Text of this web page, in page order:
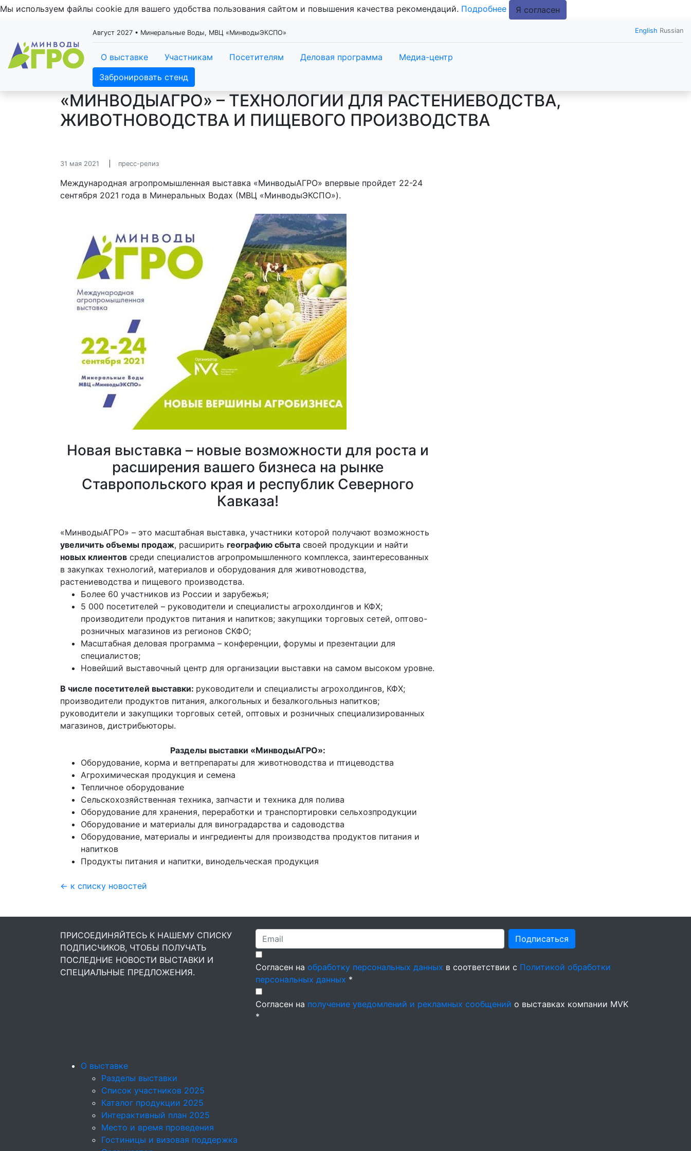
Мы используем файлы cookie для вашего удобства пользования сайтом и повышения качества рекомендаций. Подробнее Я согласен
Август 2027 • Минеральные Воды, МВЦ «МинводыЭКСПО» English Russian
О выставке Участникам Посетителям Деловая программа
Медиа-центр
Забронировать стенд
«МИНВОДЫАГРО» – ТЕХНОЛОГИИ ДЛЯ РАСТЕНИЕВОДСТВА,
ЖИВОТНОВОДСТВА И ПИЩЕВОГО ПРОИЗВОДСТВА
31 мая 2021 пресс-релиз
Международная агропромышленная выставка «МинводыАГРО» впервые пройдет 22-24
сентября 2021 года в Минеральных Водах (МВЦ «МинводыЭКСПО»).
Новая выставка – новые возможности для роста и
расширения вашего бизнеса на рынке
Ставропольского края и республик Северного
Кавказа!
«МинводыАГРО» – это масштабная выставка, участники которой получают возможность
увеличить объемы продаж, расширить географию сбыта своей продукции и найти
новых клиентов среди специалистов агропромышленного комплекса, заинтересованных
в закупках технологий, материалов и оборудования для животноводства,
растениеводства и пищевого производства.
Более 60 участников из России и зарубежья;
5 000 посетителей – руководители и специалисты агрохолдингов и КФХ;
производители продуктов питания и напитков; закупщики торговых сетей, оптово-
розничных магазинов из регионов СКФО;
Масштабная деловая программа – конференции, форумы и презентации для
специалистов;
Новейший выставочный центр для организации выставки на самом высоком уровне.
В числе посетителей выставки: руководители и специалисты агрохолдингов, КФХ;
производители продуктов питания, алкогольных и безалкогольныз напитков;
руководители и закупщики торговых сетей, оптовых и розничных специализированных
магазинов, дистрибьюторы.
Разделы выставки «МинводыАГРО»:
Оборудование, корма и ветпрепараты для животноводства и птицеводства
Агрохимическая продукция и семена
Тепличное оборудование
Сельскохозяйственная техника, запчасти и техника для полива
Оборудование для хранения, переработки и транспортировки сельхозпродукции
Оборудование и материалы для виноградарства и садоводства
Оборудование, материалы и ингредиенты для производства продуктов питания и
напитков
Продукты питания и напитки, винодельческая продукция
← к списку новостей
ПРИСОЕДИНЯЙТЕСЬ К НАШЕМУ СПИСКУ
ПОДПИСЧИКОВ, ЧТОБЫ ПОЛУЧАТЬ
ПОСЛЕДНИЕ НОВОСТИ ВЫСТАВКИ И
СПЕЦИАЛЬНЫЕ ПРЕДЛОЖЕНИЯ.
Подписаться
Согласен на обработку персональных данных в соответствии с Политикой обработки
персональных данных *
Согласен на получение уведомлений и рекламных сообщений о выставках компании MVK
*
О выставке
Разделы выставки
Список участников 2025
Каталог продукции 2025
Интерактивный план 2025
Место и время проведения
Гостиницы и визовая поддержка